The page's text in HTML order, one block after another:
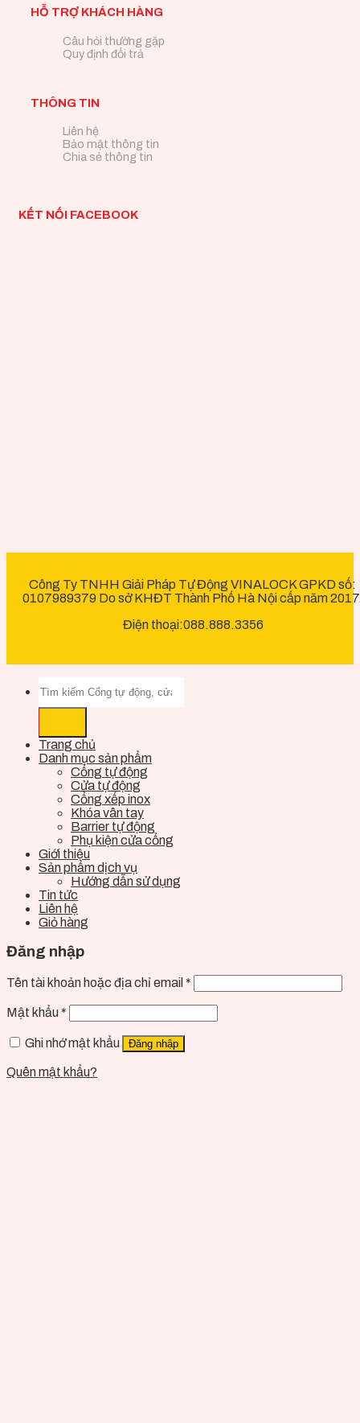
HỖ TRỢ KHÁCH HÀNG
Câu hỏi thường gặp
Quy định đổi trả
THÔNG TIN
Liên hệ
Bảo mật thông tin
Chia sẻ thông tin
KẾT NỐI FACEBOOK
Công Ty TNHH Giải Pháp Tự Động VINALOCK GPKD số:
0107989379 Do sở KHĐT Thành Phố Hà Nội cấp năm
Điện thoại:088.888.3356
Trang chủ
Danh mục sản phẩm
Cổng tự động
Cửa tự động
Cổng xếp inox
Khóa vân tay
Barrier tự động
Phụ kiện cửa cổng
Giới thiệu
Sản phẩm dịch vụ
Hướng dẫn sử dụng
Tin tức
Liên hệ
Giỏ hàng
Đăng nhập
Tên tài khoản hoặc địa chỉ email *
Mật khẩu *
Ghi nhớ mật khẩu Đăng nhập
Quên mật khẩu?